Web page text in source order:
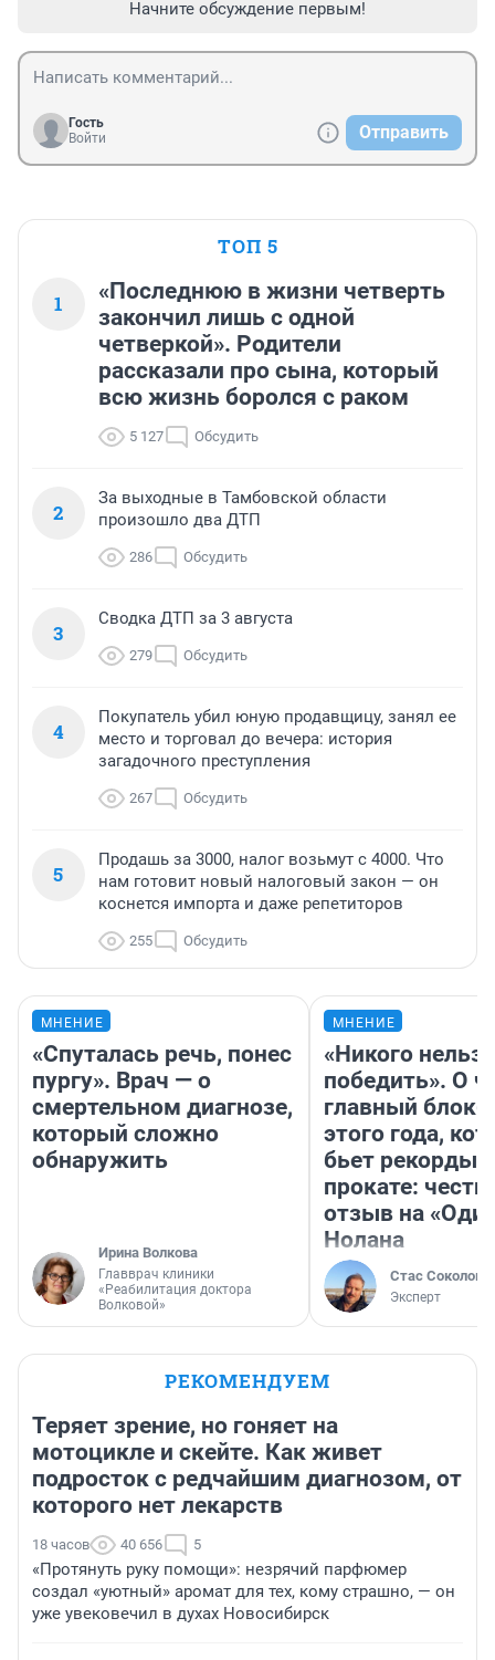
Начните обсуждение первым!
Гость
Войти
Отправить
ТОП 5
1
«Последнюю в жизни четверть
закончил лишь с одной
четверкой». Родители
рассказали про сына, который
всю жизнь боролся с раком
5 127 Обсудить
2
За выходные в Тамбовской области
произошло два ДТП
286 Обсудить
3
Сводка ДТП за 3 августа
279 Обсудить
4
Покупатель убил юную продавщицу, занял ее
место и торговал до вечера: история
загадочного преступления
267 Обсудить
5
Продашь за 3000, налог возьмут с 4000. Что
нам готовит новый налоговый закон — он
коснется импорта и даже репетиторов
255 Обсудить
МНЕНИЕ
«Спуталась речь, понес
пургу». Врач — о
смертельном диагнозе,
который сложно
обнаружить
Ирина Волкова
Главврач клиники
«Реабилитация доктора
Волковой»
МНЕНИЕ
«Никого нельзя
победить». О
главный
этого года,
бьет рекорды в
прокате:
отзыв на
Нолана
Стас Соколов
Эксперт
РЕКОМЕНДУЕМ
Теряет зрение, но гоняет на
мотоцикле и скейте. Как живет
подросток с редчайшим диагнозом, от
которого нет лекарств
18 часов 40 656 5
«Протянуть руку помощи»: незрячий парфюмер
создал «уютный» аромат для тех, кому страшно, — он
уже увековечил в духах Новосибирск